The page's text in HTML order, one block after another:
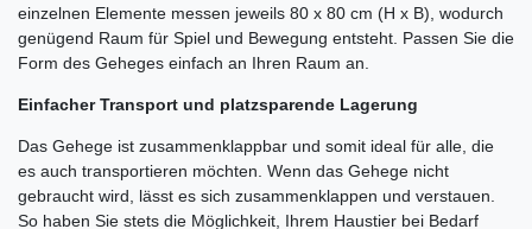
einzelnen Elemente messen jeweils 80 x 80 cm (H x B), wodurch
genügend Raum für Spiel und Bewegung entsteht. Passen Sie die
Form des Geheges einfach an Ihren Raum an.
Einfacher Transport und platzsparende Lagerung
Das Gehege ist zusammenklappbar und somit ideal für alle, die
es auch transportieren möchten. Wenn das Gehege nicht
gebraucht wird, lässt es sich zusammenklappen und verstauen.
So haben Sie stets die Möglichkeit, Ihrem Haustier bei Bedarf